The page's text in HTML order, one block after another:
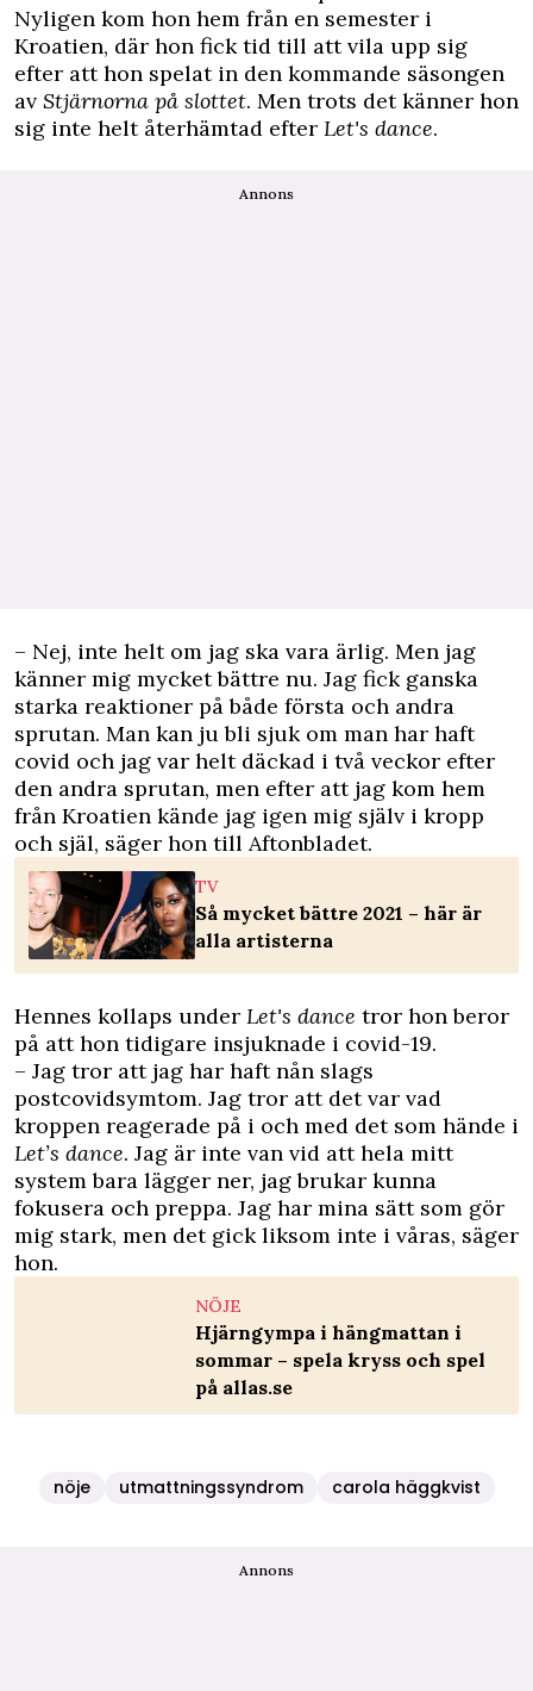
Nyligen kom hon hem från en semester i
Kroatien, där hon fick tid till att vila upp sig
efter att hon spelat in den kommande säsongen
av Stjärnorna på slottet. Men trots det känner hon
sig inte helt återhämtad efter Let's dance.
Annons
– Nej, inte helt om jag ska vara ärlig. Men jag
känner mig mycket bättre nu. Jag fick ganska
starka reaktioner på både första och andra
sprutan. Man kan ju bli sjuk om man har haft
covid och jag var helt däckad i två veckor efter
den andra sprutan, men efter att jag kom hem
från Kroatien kände jag igen mig själv i kropp
och själ, säger hon till Aftonbladet.
TV
Så mycket bättre 2021 – här är
alla artisterna
Hennes kollaps under Let's dance tror hon beror
på att hon tidigare insjuknade i covid-19.
– Jag tror att jag har haft nån slags
postcovidsymtom. Jag tror att det var vad
kroppen reagerade på i och med det som hände i
Let’s dance. Jag är inte van vid att hela mitt
system bara lägger ner, jag brukar kunna
fokusera och preppa. Jag har mina sätt som gör
mig stark, men det gick liksom inte i våras, säger
hon.
NÖJE
Hjärngympa i hängmattan i
sommar – spela kryss och spel
på allas.se
nöje utmattningssyndrom carola häggkvist
Annons